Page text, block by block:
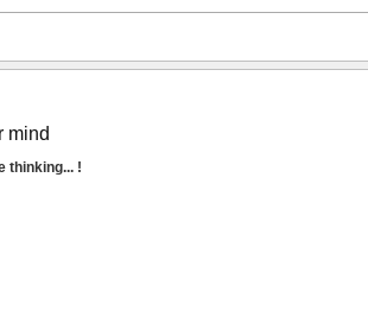
mind
thinking... !